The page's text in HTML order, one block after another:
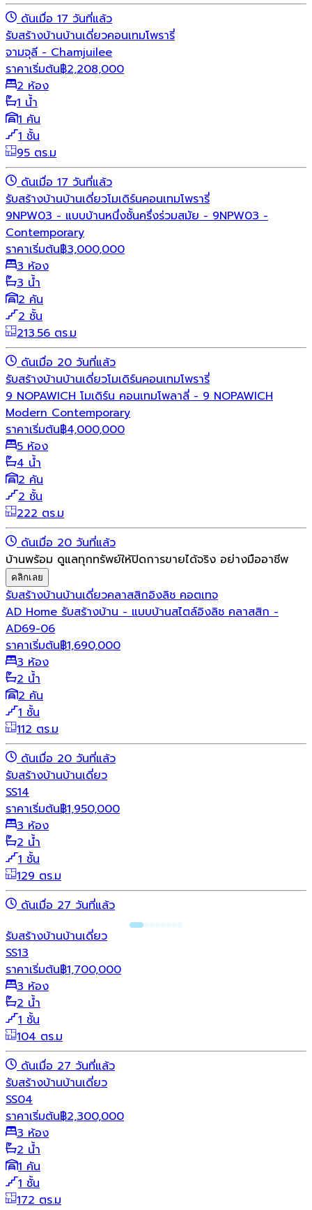
ดันเมื่อ 17 วันที่แล้ว
รับสร้างบ้านบ้านเดี่ยวคอนเทมโพรารี่
จามจุลี - Chamjuilee
ราคาเริ่มต้น฿2,208,000
2 ห้อง
1 น้ำ
1 คัน
1 ชั้น
95 ตร.ม
ดันเมื่อ 17 วันที่แล้ว
รับสร้างบ้านบ้านเดี่ยวโมเดิร์นคอนเทมโพรารี่
9NPW03 - แบบบ้านหนึ่งชั้นครึ่งร่วมสมัย - 9NPW03 -
Contemporary
ราคาเริ่มต้น฿3,000,000
3 ห้อง
3 น้ำ
2 คัน
2 ชั้น
213.56 ตร.ม
ดันเมื่อ 20 วันที่แล้ว
รับสร้างบ้านบ้านเดี่ยวโมเดิร์นคอนเทมโพรารี่
9 NOPAWICH โมเดิร์น คอนเทมโพลาลี่ - 9 NOPAWICH
Modern Contemporary
ราคาเริ่มต้น฿4,000,000
5 ห้อง
4 น้ำ
2 คัน
2 ชั้น
222 ตร.ม
ดันเมื่อ 20 วันที่แล้ว
บ้านพร้อม ดูแลทุกทรัพย์ให้ปิดการขายได้จริง อย่างมืออาชีพ
คลิกเลย
รับสร้างบ้านบ้านเดี่ยวคลาสสิกอิงลิช คอตเทจ
AD Home รับสร้างบ้าน - แบบบ้านสไตล์อิงลิช คลาสสิก -
AD69-06
ราคาเริ่มต้น฿1,690,000
3 ห้อง
2 น้ำ
2 คัน
1 ชั้น
112 ตร.ม
ดันเมื่อ 20 วันที่แล้ว
รับสร้างบ้านบ้านเดี่ยว
SS14
ราคาเริ่มต้น฿1,950,000
3 ห้อง
2 น้ำ
1 ชั้น
129 ตร.ม
ดันเมื่อ 27 วันที่แล้ว
รับสร้างบ้านบ้านเดี่ยว
SS13
ราคาเริ่มต้น฿1,700,000
3 ห้อง
2 น้ำ
1 ชั้น
104 ตร.ม
ดันเมื่อ 27 วันที่แล้ว
รับสร้างบ้านบ้านเดี่ยว
SS04
ราคาเริ่มต้น฿2,300,000
3 ห้อง
2 น้ำ
1 คัน
1 ชั้น
172 ตร.ม